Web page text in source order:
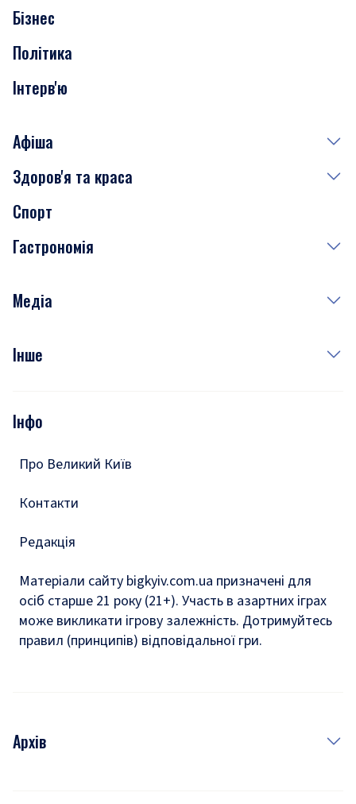
Транспорт
Бізнес
Політика
Інтерв'ю
Афіша
Сьогодні
Завтра
Субота
Здоров'я та краса
Медицина
Краса
Спорт
Гастрономія
Рецепти
Медіа
Фото
Подкасти
Інше
Тести
Інфо
Про Великий Київ
Контакти
Редакція
Матеріали сайту bigkyiv.com.ua призначені для
осіб старше 21 року (21+). Участь в азартних іграх
може викликати ігрову залежність. Дотримуйтесь
правил (принципів) відповідальної гри.
Архів